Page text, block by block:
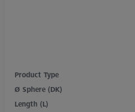
Product Type
Ø Sphere (DK)
Length (L)